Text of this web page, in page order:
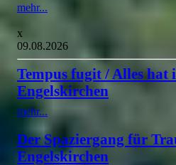
mehr...
x
09.08.2026
Tempus fugit / Alles hat
Engelskirchen
mehr...
Der Spaziergang für
Engelskirchen